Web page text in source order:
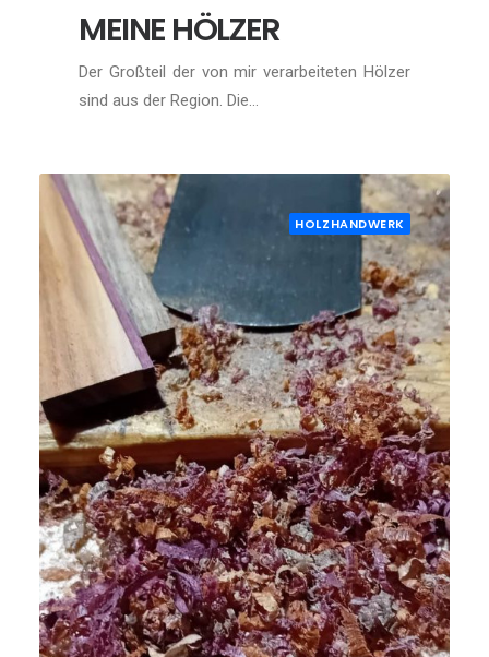
MEINE HÖLZER
Der Großteil der von mir verarbeiteten Hölzer
sind aus der Region. Die…
HOLZHANDWERK